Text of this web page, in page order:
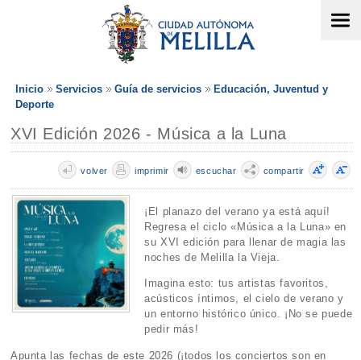
Inicio Servicios Guía de servicios
Educación, Juventud y
Deporte
XVI Edición 2026 - Música a la Luna
compartir
escuchar
imprimir
volver
¡El planazo del verano ya está aquí!
Regresa el ciclo «Música a la Luna» en
su XVI edición para llenar de magia las
noches de Melilla la Vieja.
Imagina esto: tus artistas favoritos,
acústicos íntimos, el cielo de verano y
un entorno histórico único. ¡No se puede
pedir más!
Apunta las fechas de este 2026 (¡todos los conciertos son en